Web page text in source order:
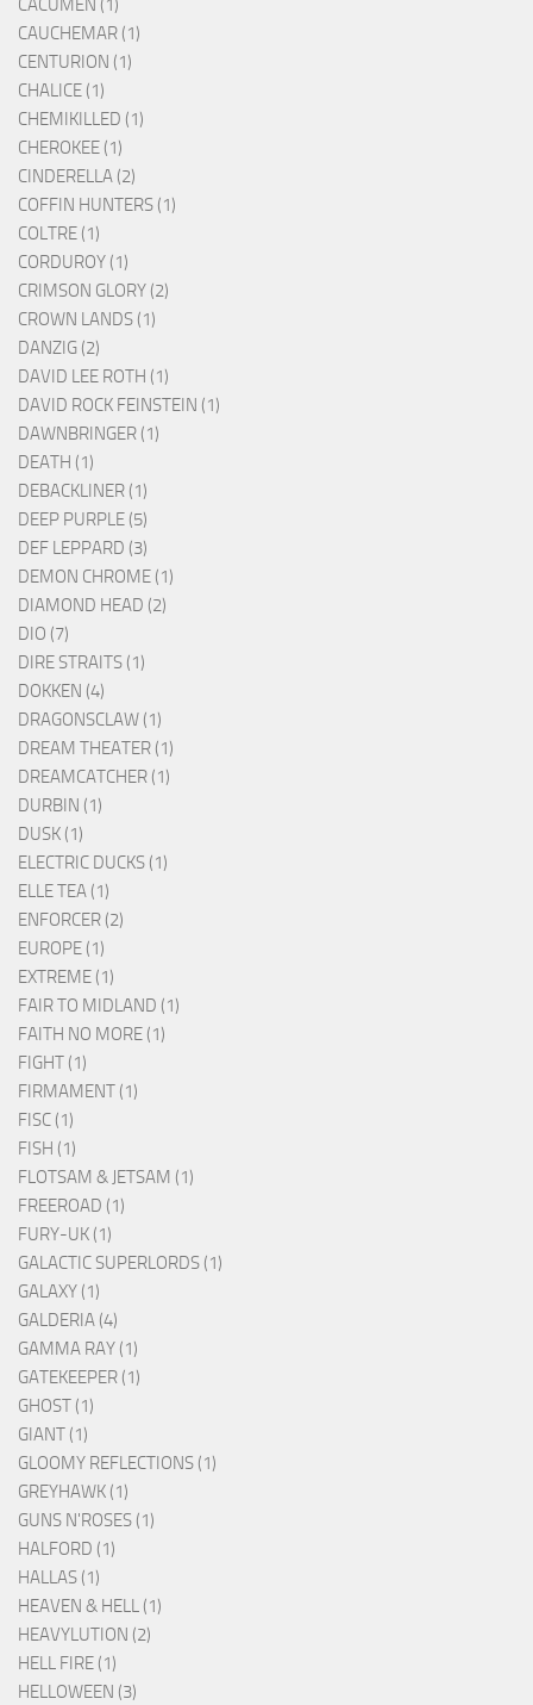
CACUMEN (1)
CAUCHEMAR (1)
CENTURION (1)
CHALICE (1)
CHEMIKILLED (1)
CHEROKEE (1)
CINDERELLA (2)
COFFIN HUNTERS (1)
COLTRE (1)
CORDUROY (1)
CRIMSON GLORY (2)
CROWN LANDS (1)
DANZIG (2)
DAVID LEE ROTH (1)
DAVID ROCK FEINSTEIN (1)
DAWNBRINGER (1)
DEATH (1)
DEBACKLINER (1)
DEEP PURPLE (5)
DEF LEPPARD (3)
DEMON CHROME (1)
DIAMOND HEAD (2)
DIO (7)
DIRE STRAITS (1)
DOKKEN (4)
DRAGONSCLAW (1)
DREAM THEATER (1)
DREAMCATCHER (1)
DURBIN (1)
DUSK (1)
ELECTRIC DUCKS (1)
ELLE TEA (1)
ENFORCER (2)
EUROPE (1)
EXTREME (1)
FAIR TO MIDLAND (1)
FAITH NO MORE (1)
FIGHT (1)
FIRMAMENT (1)
FISC (1)
FISH (1)
FLOTSAM & JETSAM (1)
FREEROAD (1)
FURY-UK (1)
GALACTIC SUPERLORDS (1)
GALAXY (1)
GALDERIA (4)
GAMMA RAY (1)
GATEKEEPER (1)
GHOST (1)
GIANT (1)
GLOOMY REFLECTIONS (1)
GREYHAWK (1)
GUNS N'ROSES (1)
HALFORD (1)
HALLAS (1)
HEAVEN & HELL (1)
HEAVYLUTION (2)
HELL FIRE (1)
HELLOWEEN (3)